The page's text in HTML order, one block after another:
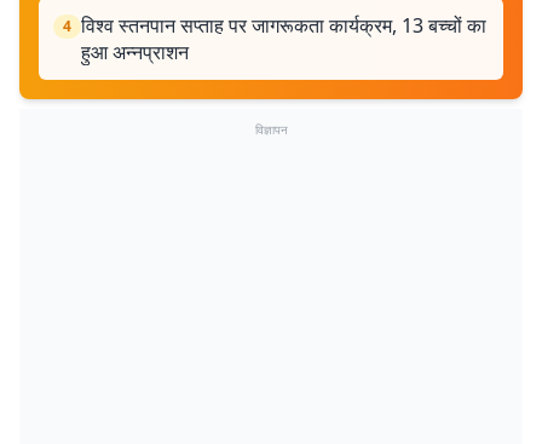
4 विश्व स्तनपान सप्ताह पर जागरूकता कार्यक्रम, 13 बच्चों का
हुआ अन्नप्राशन
विज्ञापन